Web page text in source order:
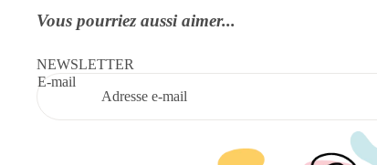
Vous pourriez aussi aimer...
NEWSLETTER
E-mail